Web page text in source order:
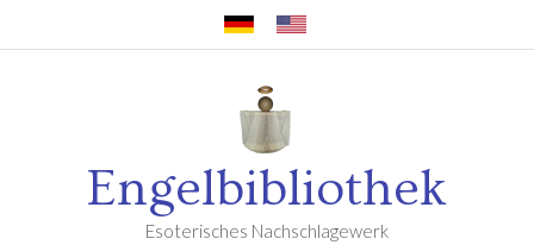
Engelbibliothek
Esoterisches Nachschlagewerk